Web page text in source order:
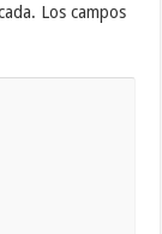
Los campos